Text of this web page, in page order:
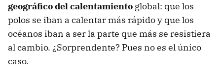
geográfico del calentamiento global: que los
polos se iban a calentar más rápido y que los
océanos iban a ser la parte que más se resistiera
al cambio. ¿Sorprendente? Pues no es el único
caso.